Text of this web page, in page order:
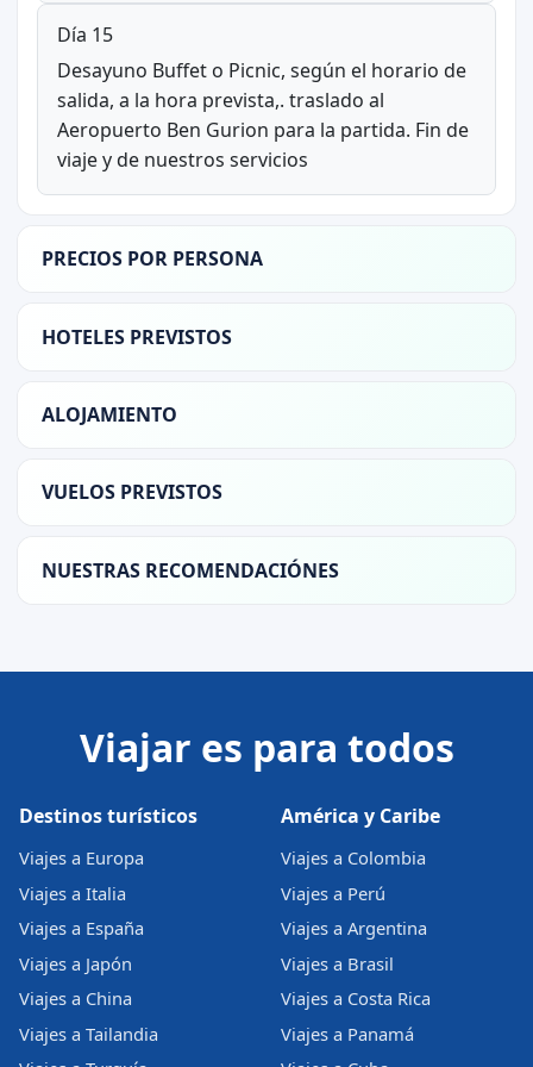
Día 15
Desayuno Buffet o Picnic, según el horario de
salida, a la hora prevista,. traslado al
Aeropuerto Ben Gurion para la partida. Fin de
viaje y de nuestros servicios
PRECIOS POR PERSONA
HOTELES PREVISTOS
ALOJAMIENTO
VUELOS PREVISTOS
NUESTRAS RECOMENDACIÓNES
Viajar es para todos
Destinos turísticos
Viajes a Europa
Viajes a Italia
Viajes a España
Viajes a Japón
Viajes a China
Viajes a Tailandia
América y Caribe
Viajes a Colombia
Viajes a Perú
Viajes a Argentina
Viajes a Brasil
Viajes a Costa Rica
Viajes a Panamá